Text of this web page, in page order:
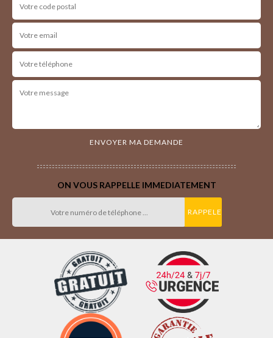
ON VOUS RAPPELLE IMMEDIATEMENT